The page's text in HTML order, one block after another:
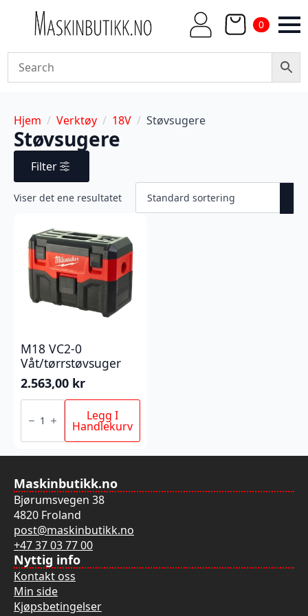
0
Hjem Verktøy 18V Støvsugere
Støvsugere
Filter
Viser det ene resultatet
M18 VC2-0
Våt/tørrstøvsuger
2.563,00 kr
M18
Våt/tørrstøvsuger
antall
Legg I
Handlekurv
Maskinbutikk.no
Bjørumsvegen 38
4820 Froland
post@maskinbutikk.no
+47 37 03 77 00
Nyttig info
Kontakt oss
Min side
Kjøpsbetingelser